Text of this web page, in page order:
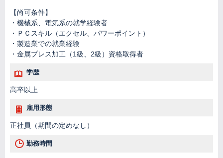
【尚可条件】
・機械系、電気系の就学経験者
・ＰＣスキル（エクセル、パワーポイント）
・製造業での就業経験
・金属プレス加工（1級、2級）資格取得者
学歴
高卒以上
雇用形態
正社員（期間の定めなし）
勤務時間